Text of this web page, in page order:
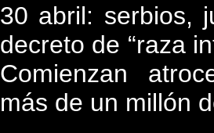
30 abril: serbios,
decreto de “raza
Comienzan
más de un millón